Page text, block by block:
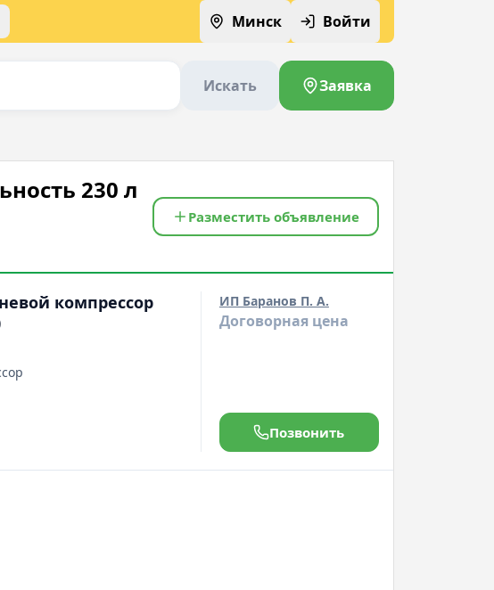
Минск Войти
Искать Заявка
230 л
Разместить объявление
компрессор
ИП Баранов П. А.
Договорная цена
Позвонить